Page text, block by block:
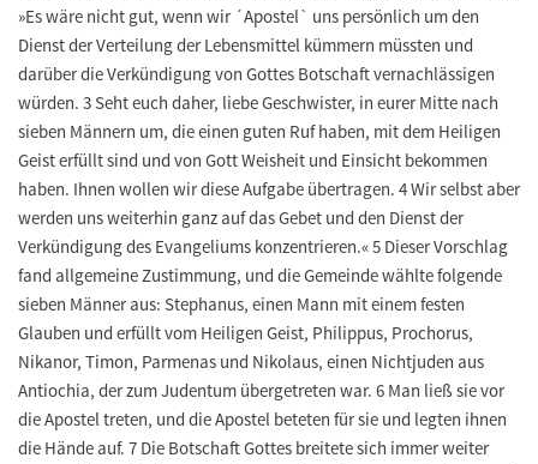
»Es wäre nicht gut, wenn wir ´Apostel` uns persönlich um den
Dienst der Verteilung der Lebensmittel kümmern müssten und
darüber die Verkündigung von Gottes Botschaft vernachlässigen
würden. 3 Seht euch daher, liebe Geschwister, in eurer Mitte nach
sieben Männern um, die einen guten Ruf haben, mit dem Heiligen
Geist erfüllt sind und von Gott Weisheit und Einsicht bekommen
haben. Ihnen wollen wir diese Aufgabe übertragen. 4 Wir selbst aber
werden uns weiterhin ganz auf das Gebet und den Dienst der
Verkündigung des Evangeliums konzentrieren.« 5 Dieser Vorschlag
fand allgemeine Zustimmung, und die Gemeinde wählte folgende
sieben Männer aus: Stephanus, einen Mann mit einem festen
Glauben und erfüllt vom Heiligen Geist, Philippus, Prochorus,
Nikanor, Timon, Parmenas und Nikolaus, einen Nichtjuden aus
Antiochia, der zum Judentum übergetreten war. 6 Man ließ sie vor
die Apostel treten, und die Apostel beteten für sie und legten ihnen
die Hände auf. 7 Die Botschaft Gottes breitete sich immer weiter